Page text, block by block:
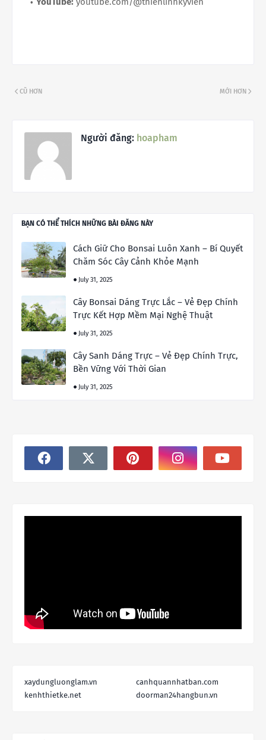
MỚI HƠN
CŨ HƠN
Người đăng: hoapham
BẠN CÓ THỂ THÍCH NHỮNG BÀI ĐĂNG NÀY
Cách Giữ Cho Bonsai Luôn Xanh – Bí Quyết
Chăm Sóc Cây Cảnh Khỏe Mạnh
July 31, 2025
Cây Bonsai Dáng Trực Lắc – Vẻ Đẹp Chính
Trực Kết Hợp Mềm Mại Nghệ Thuật
July 31, 2025
Cây Sanh Dáng Trực – Vẻ Đẹp Chính Trực,
Bền Vững Với Thời Gian
July 31, 2025
xaydungluonglam.vn
canhquannhatban.com
kenhthietke.net
doorman24hangbun.vn